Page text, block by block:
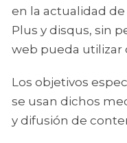
en la actualidad
Plus y disqus, sin
web pueda utilizar
Los objetivos
se usan dichos
y difusión de